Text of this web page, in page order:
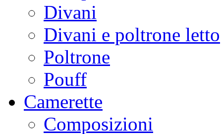
Divani
Divani e poltrone letto
Poltrone
Pouff
Camerette
Composizioni